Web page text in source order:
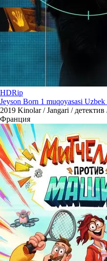
HDRip
Jeyson Born 1 muqoyasasi Uzbek
2019 Kinolar / Jangari /
Франция